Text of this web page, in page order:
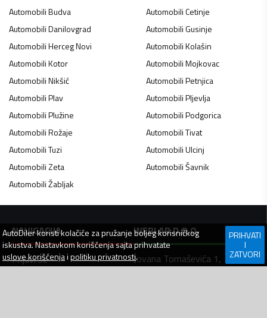
AutomobiliBudva AutomobiliCetinje
AutomobiliDanilovgrad AutomobiliGusinje
AutomobiliHerceg Novi AutomobiliKolašin
AutomobiliKotor AutomobiliMojkovac
AutomobiliNikšić AutomobiliPetnjica
AutomobiliPlav AutomobiliPljevlja
AutomobiliPlužine AutomobiliPodgorica
AutomobiliRožaje AutomobiliTivat
AutomobiliTuzi AutomobiliUlcinj
AutomobiliZeta AutomobiliŠavnik
AutomobiliŽabljak
NAVIGACIJA
Prijavi se
WEBLAB D.O.O.
Jovana Tomaševića 1,
AutoDilerkoristi kolačiće za pružanje boljeg korisničkog
iskustva. Nastavkom korišćenja sajta prihvatate
uslove korišćenjaipolitiku privatnosti.
PRIHVATI
I
ZATVORI